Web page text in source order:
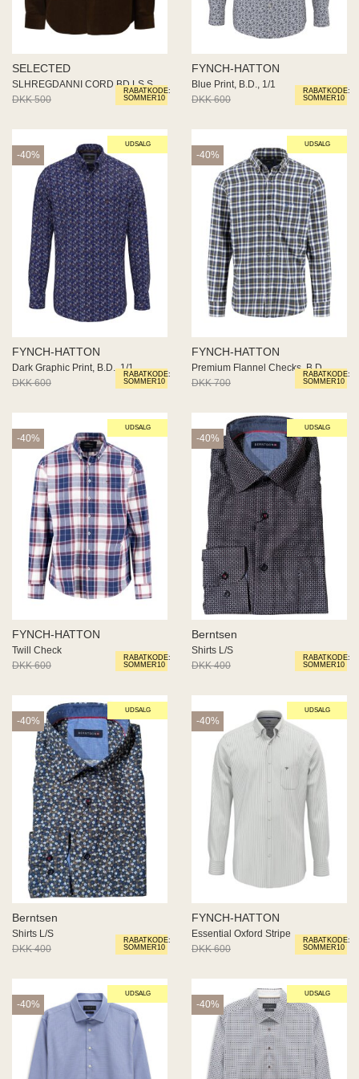
RABATKODE:
SOMMER10
SELECTED
SLHREGDANNI CORD BD LS SHIRT N
DKK 500
DKK 300
RABATKODE:
SOMMER10
FYNCH-HATTON
Blue Print, B.D., 1/1
DKK 600
DKK 360
UDSALG
RABATKODE:
SOMMER10
-40%
FYNCH-HATTON
Dark Graphic Print, B.D., 1/1
DKK 600
DKK 360
UDSALG
RABATKODE:
SOMMER10
-40%
FYNCH-HATTON
Premium Flannel Checks, B.D.
DKK 700
DKK 420
UDSALG
RABATKODE:
SOMMER10
-40%
FYNCH-HATTON
Twill Check
DKK 600
DKK 360
UDSALG
RABATKODE:
SOMMER10
-40%
Berntsen
Shirts L/S
DKK 400
DKK 240
UDSALG
RABATKODE:
SOMMER10
-40%
Berntsen
Shirts L/S
DKK 400
DKK 240
UDSALG
RABATKODE:
SOMMER10
-40%
FYNCH-HATTON
Essential Oxford Stripe
DKK 600
DKK 360
UDSALG
-40%
UDSALG
-40%